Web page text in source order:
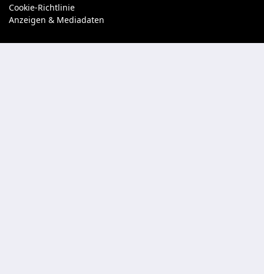
Cookie-Richtlinie
Anzeigen & Mediadaten